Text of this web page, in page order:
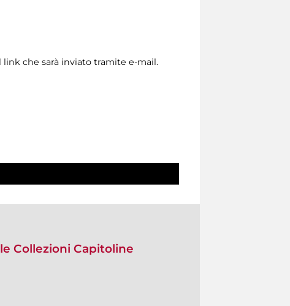
che sarà inviato tramite e-mail.
Collezioni Capitoline